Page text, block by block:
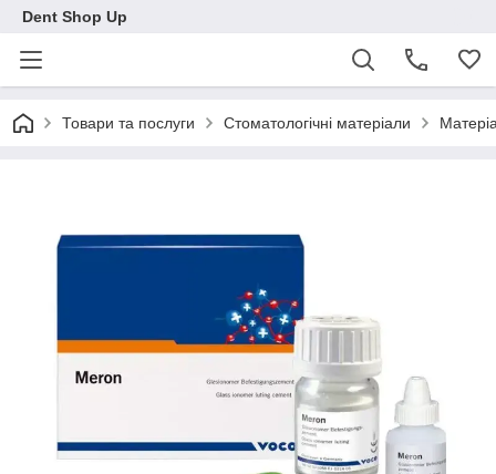
Dent Shop Up
Товари та послуги Стоматологічні матеріали